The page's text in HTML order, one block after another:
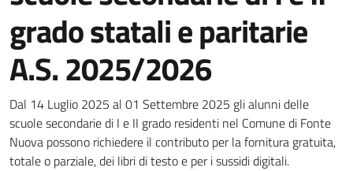
grado statali e paritarie
A.S. 2025/2026
Dettagli della notizia
Dal 14 Luglio 2025 al 01 Settembre 2025 gli alunni delle
scuole secondarie di I e II grado residenti nel Comune di Fonte
Nuova possono richiedere il contributo per la fornitura gratuita,
totale o parziale, dei libri di testo e per i sussidi digitali.